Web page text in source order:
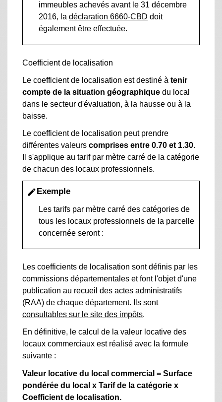
immeubles achevés avant le 31 décembre
2016, la déclaration 6660-CBD doit
également être effectuée.
Coefficient de localisation
Le coefficient de localisation est destiné à tenir
compte de la situation géographique du local
dans le secteur d'évaluation, à la hausse ou à la
baisse.
Le coefficient de localisation peut prendre
différentes valeurs comprises entre 0.70 et 1.30.
Il s'applique au tarif par mètre carré de la catégorie
de chacun des locaux professionnels.
edit Exemple
Les tarifs par mètre carré des catégories de
tous les locaux professionnels de la parcelle
concernée seront :
Les coefficients de localisation sont définis par les
commissions départementales et font l'objet d'une
publication au recueil des actes administratifs
(RAA) de chaque département. Ils sont
consultables sur le site des impôts.
En définitive, le calcul de la valeur locative des
locaux commerciaux est réalisé avec la formule
suivante :
Valeur locative du local commercial = Surface
pondérée du local x Tarif de la catégorie x
Coefficient de localisation.